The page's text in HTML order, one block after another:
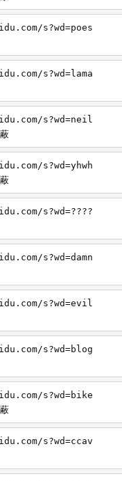
s?wd=poes
s?wd=lama
s?wd=neil
s?wd=yhwh
s?wd=????
s?wd=damn
s?wd=evil
s?wd=blog
s?wd=bike
s?wd=ccav